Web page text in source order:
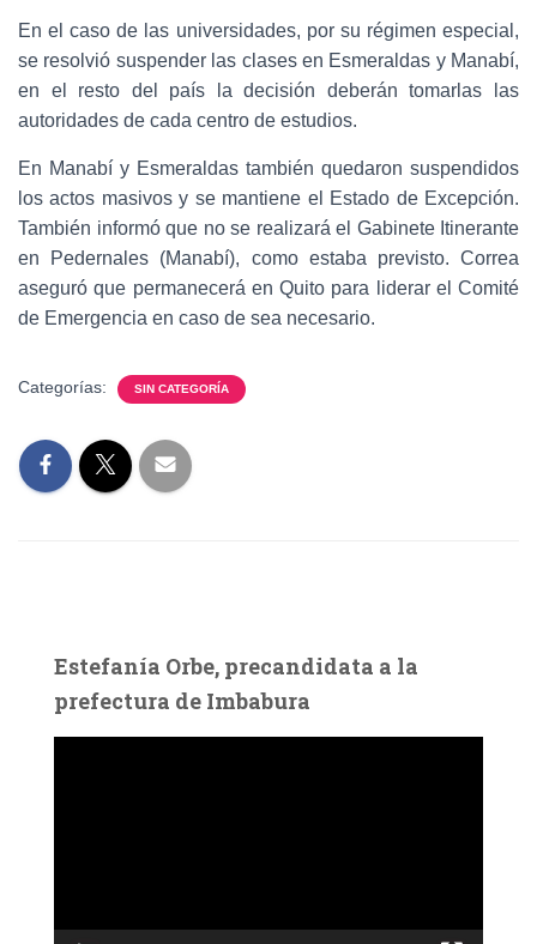
En el caso de las universidades, por su régimen especial,
se resolvió suspender las clases en Esmeraldas y Manabí,
en el resto del país la decisión deberán tomarlas las
autoridades de cada centro de estudios.
En Manabí y Esmeraldas también quedaron suspendidos
los actos masivos y se mantiene el Estado de Excepción.
También informó que no se realizará el Gabinete Itinerante
en Pedernales (Manabí), como estaba previsto. Correa
aseguró que permanecerá en Quito para liderar el Comité
de Emergencia en caso de sea necesario.
Categorías: SIN CATEGORÍA
Estefanía Orbe, precandidata a la
prefectura de Imbabura
c